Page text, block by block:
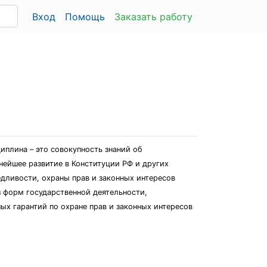
Вход Помощь Заказать работу
– это совокупность знаний об
развитие в Конституции РФ и других
охраны прав и законных интересов
государственной деятельности,
гарантий по охране прав и законных интересов